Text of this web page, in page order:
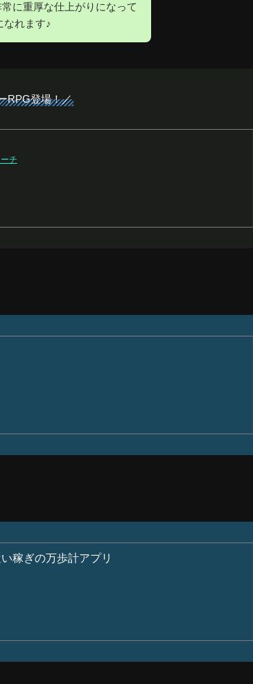
に重厚な仕上がりになって
なれます♪
RPG登場！／
チ
稼ぎの万歩計アプリ